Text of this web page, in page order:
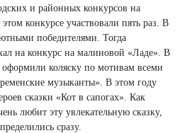
и районных конкурсов на
конкурсе участвовали пять раз. В
победителями. Тогда
на конкурс на малиновой «Ладе». В
коляску по мотивам всеми
музыканты». В этом году
сказки «Кот в сапогах». Как
любит эту увлекательную сказку,
сразу.